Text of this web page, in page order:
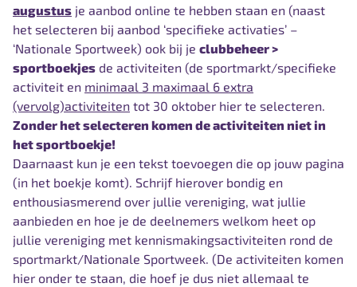
augustus je aanbod online te hebben staan en (naast
het selecteren bij aanbod ‘specifieke activaties’ –
‘Nationale Sportweek) ook bij je clubbeheer >
sportboekjes de activiteiten (de sportmarkt/specifieke
activiteit en minimaal 3 maximaal 6 extra
(vervolg)activiteiten tot 30 oktober hier te selecteren.
Zonder het selecteren komen de activiteiten niet in
het sportboekje!
Daarnaast kun je een tekst toevoegen die op jouw pagina
(in het boekje komt). Schrijf hierover bondig en
enthousiasmerend over jullie vereniging, wat jullie
aanbieden en hoe je de deelnemers welkom heet op
jullie vereniging met kennismakingsactiviteiten rond de
sportmarkt/Nationale Sportweek. (De activiteiten komen
hier onder te staan, die hoef je dus niet allemaal te